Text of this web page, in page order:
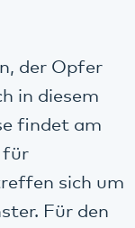
der Opfer
in diesem
findet am
für
sich um
Für den